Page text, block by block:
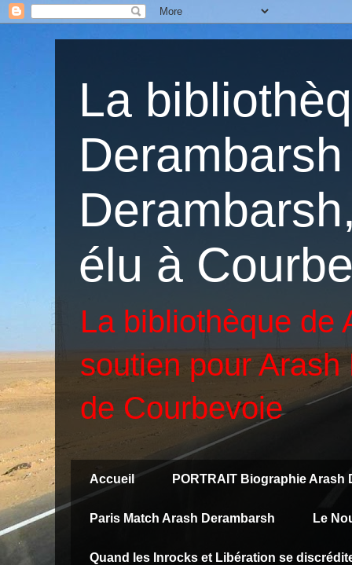
La
élu à
La bibliothèque de
soutien pour
de Courbevoie
Accueil PORTRAIT Biographie Arash
Paris Match Arash Derambarsh Le
Quand les Inrocks et Libération se